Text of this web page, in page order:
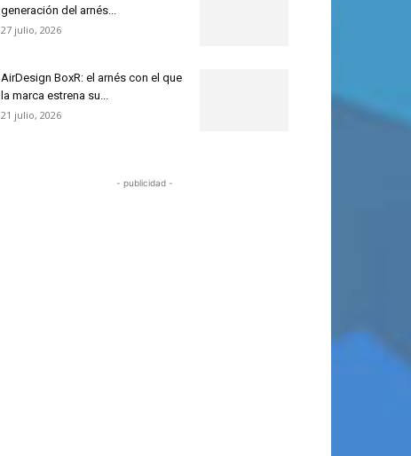
generación del arnés...
27 julio, 2026
AirDesign BoxR: el arnés con el que
la marca estrena su...
21 julio, 2026
- publicidad -